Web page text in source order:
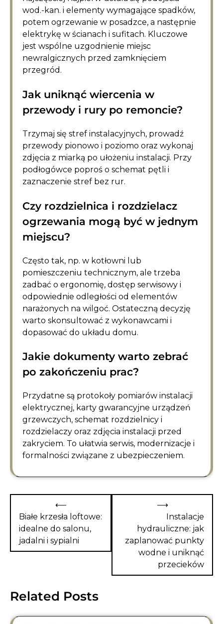
wod.-kan. i elementy wymagające spadków,
potem ogrzewanie w posadzce, a następnie
elektrykę w ścianach i sufitach. Kluczowe
jest wspólne uzgodnienie miejsc
newralgicznych przed zamknięciem
przegród.
Jak uniknąć wiercenia w
przewody i rury po remoncie?
Trzymaj się stref instalacyjnych, prowadź
przewody pionowo i poziomo oraz wykonaj
zdjęcia z miarką po ułożeniu instalacji. Przy
podłogówce poproś o schemat pętli i
zaznaczenie stref bez rur.
Czy rozdzielnica i rozdzielacz
ogrzewania mogą być w jednym
miejscu?
Często tak, np. w kotłowni lub
pomieszczeniu technicznym, ale trzeba
zadbać o ergonomię, dostęp serwisowy i
odpowiednie odległości od elementów
narażonych na wilgoć. Ostateczną decyzję
warto skonsultować z wykonawcami i
dopasować do układu domu.
Jakie dokumenty warto zebrać
po zakończeniu prac?
Przydatne są protokoły pomiarów instalacji
elektrycznej, karty gwarancyjne urządzeń
grzewczych, schemat rozdzielnicy i
rozdzielaczy oraz zdjęcia instalacji przed
zakryciem. To ułatwia serwis, modernizacje i
formalności związane z ubezpieczeniem.
Nawigacja
wpisu
⟵
Białe krzesła loftowe:
idealne do salonu,
jadalni i sypialni
Instalacje
hydrauliczne: jak
zaplanować punkty
wodne i uniknąć
przecieków
⟶
Related Posts